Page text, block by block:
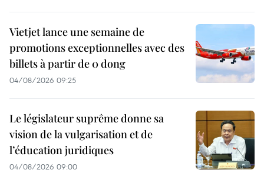
Vietjet lance une semaine de
promotions exceptionnelles avec des
billets à partir de 0 dong
04/08/2026 09:25
Le législateur suprême donne sa
vision de la vulgarisation et de
l’éducation juridiques
04/08/2026 09:00